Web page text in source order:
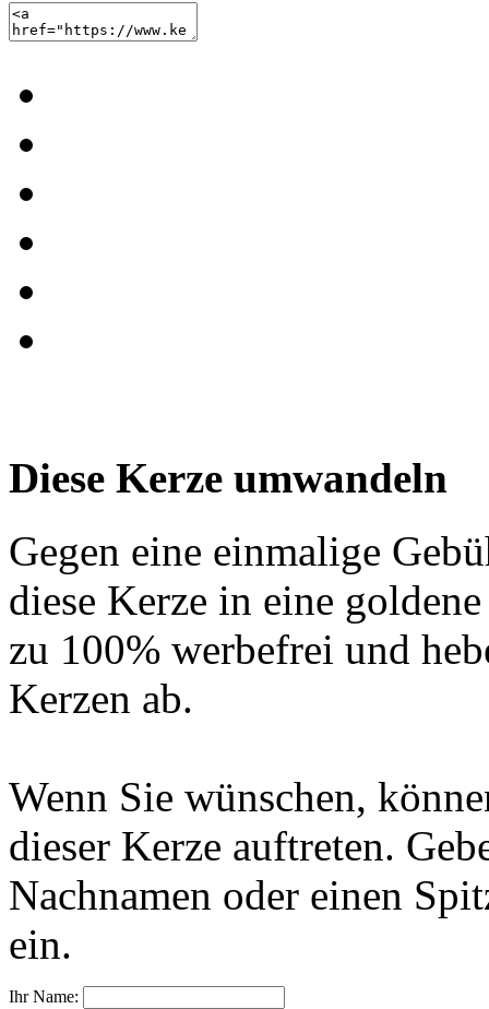
Diese Kerze umwandeln
Gegen eine einmalige
diese Kerze in eine
zu 100% werbefrei und
Kerzen ab.
Wenn Sie wünschen,
dieser Kerze auftreten.
Nachnamen oder einen
ein.
Ihr Name: